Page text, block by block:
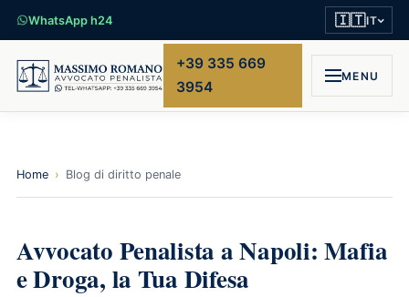
WhatsApp h24 🇮🇹IT
+39 335 669
3954
MENU
Home › Blog di diritto penale
Avvocato Penalista a Napoli: Mafia
e Droga, la Tua Difesa